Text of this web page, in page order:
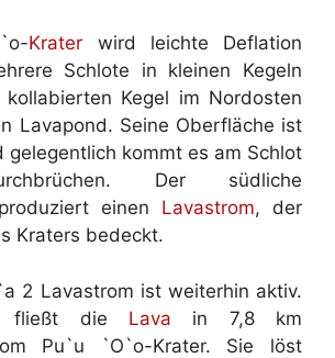
Krater wird leichte Deflation
Schlote in kleinen Kegeln
Kegel im Nordosten
Lavapond. Seine Oberfläche ist
gelegentlich kommt es am Schlot
Der südliche
einen Lavastrom, der
Kraters bedeckt.
2 Lavastrom ist weiterhin aktiv.
fließt die Lava in 7,8 km
Pu`u `O`o-Krater. Sie löst